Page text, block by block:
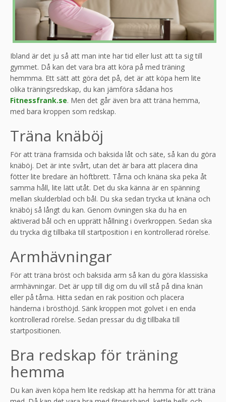
Ibland är det ju så att man inte har tid eller lust att ta sig till
gymmet. Då kan det vara bra att köra på med träning
hemmma. Ett sätt att göra det på, det är att köpa hem lite
olika träningsredskap, du kan jämföra sådana hos
Fitnessfrank.se. Men det går även bra att träna hemma,
med bara kroppen som redskap.
Träna knäböj
För att träna framsida och baksida låt och säte, så kan du göra
knäböj. Det är inte svårt, utan det är bara att placera dina
fötter lite bredare än höftbrett. Tårna och knäna ska peka åt
samma håll, lite lätt utåt. Det du ska känna är en spänning
mellan skulderblad och bål. Du ska sedan trycka ut knäna och
knäböj så långt du kan. Genom övningen ska du ha en
aktiverad bål och en upprätt hållning i överkroppen. Sedan ska
du trycka dig tillbaka till startposition i en kontrollerad rörelse.
Armhävningar
För att träna bröst och baksida arm så kan du göra klassiska
armhävningar. Det är upp till dig om du vill stå på dina knän
eller på tårna. Hitta sedan en rak position och placera
händerna i brösthöjd. Sänk kroppen mot golvet i en enda
kontrollerad rörelse. Sedan pressar du dig tillbaka till
startpositionen.
Bra redskap för träning
hemma
Du kan även köpa hem lite redskap att ha hemma för att träna